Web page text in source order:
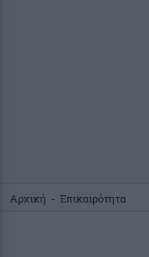
Αρχική - Επικαιρότητα